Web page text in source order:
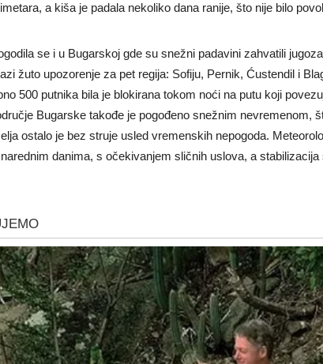
a kiša je padala nekoliko dana ranije, što nije bilo
se i u Bugarskoj gde su snežni padavini zahvatili
žuto upozorenje za pet regija: Sofiju, Pernik, Ćustendil i
500 putnika bila je blokirana tokom noći na putu koji
Bugarske takođe je pogođeno snežnim nevremenom,
ostalo je bez struje usled vremenskih nepogoda.
danima, s očekivanjem sličnih uslova, a